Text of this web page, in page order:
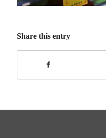
Share this entry